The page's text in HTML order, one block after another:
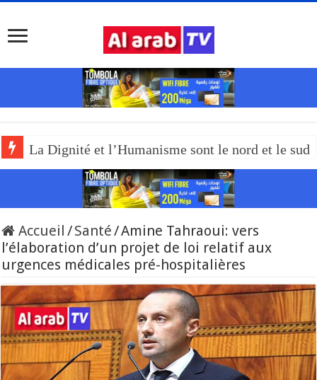
La Dignité et l’Humanisme sont le nord et le
Accueil /Santé/Amine Tahraoui: vers
l’élaboration d’un projet de loi relatif aux
urgences médicales pré-hospitalières